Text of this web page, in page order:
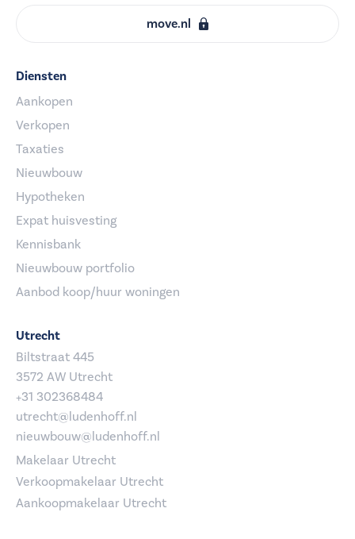
move.nl
Diensten
Aankopen
Verkopen
Taxaties
Nieuwbouw
Hypotheken
Expat huisvesting
Kennisbank
Nieuwbouw portfolio
Aanbod koop/huur woningen
Utrecht
Biltstraat 445
3572 AW Utrecht
+31 302368484
utrecht@ludenhoff.nl
nieuwbouw@ludenhoff.nl
Makelaar Utrecht
Verkoopmakelaar Utrecht
Aankoopmakelaar Utrecht